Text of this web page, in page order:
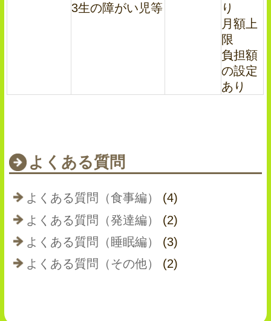
3生の障がい児等
り
月額上
限
負担額
の設定
あり
よくある質問
よくある質問（食事編）
(4)
よくある質問（発達編）
(2)
よくある質問（睡眠編）
(3)
よくある質問（その他）
(2)